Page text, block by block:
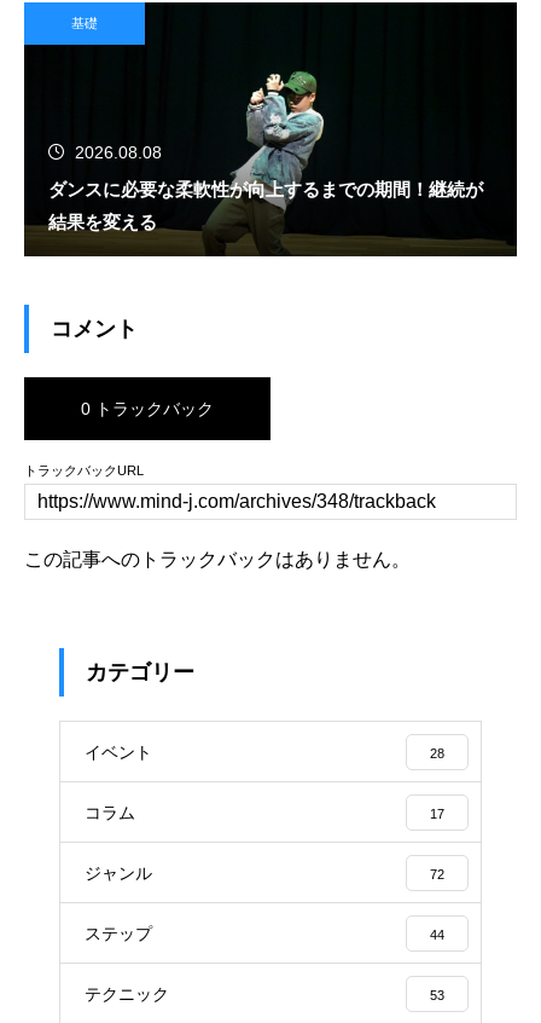
基礎
2026.08.08
ダンスに必要な柔軟性が向上するまでの期間！継続が
結果を変える
コメント
0 トラックバック
トラックバックURL
この記事へのトラックバックはありません。
カテゴリー
イベント 28
コラム 17
ジャンル 72
ステップ 44
テクニック 53